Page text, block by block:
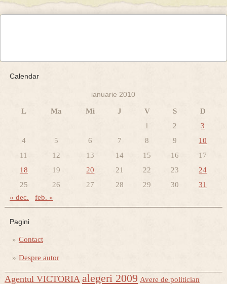
Calendar
ianuarie 2010
L Ma Mi J V S
D
1
2
3
4
5 6 7 8 9
10
11
12 13 14 15 16
17
18
19 20 21 22 23
24
25
26 27 28 29 30 31
« dec. feb. »
Pagini
Contact
Despre autor
Agentul VICTORIA alegeri 2009 Avere de politician